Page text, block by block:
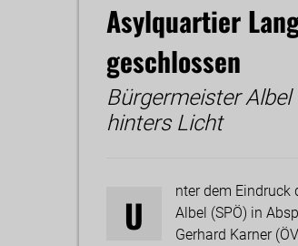
Asylquartier
geschlossen
Bürgermeister
hinters Licht
U
nter dem Eindruck
Albel (SPÖ) in
Gerhard Karner